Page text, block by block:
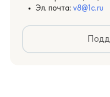
Эл. почта: v8@1c.ru